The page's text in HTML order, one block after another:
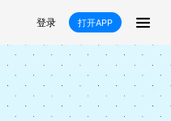
登录 打开APP
政声 好在文山